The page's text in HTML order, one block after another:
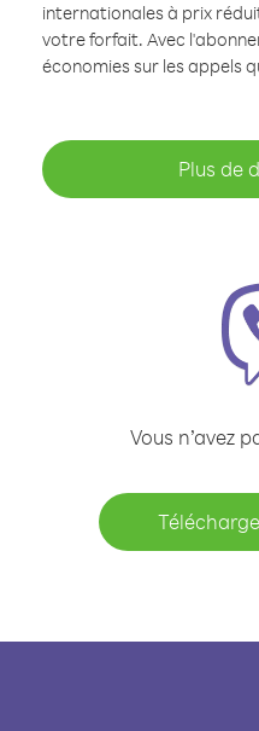
internationales à prix
votre forfait. Avec
économies sur les appels
Plus de
Vous n’avez